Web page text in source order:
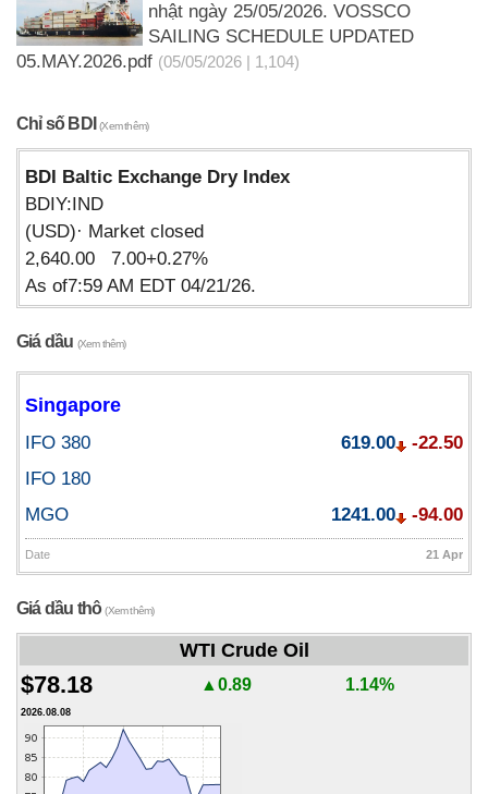
nhật ngày 25/05/2026. VOSSCO
SAILING SCHEDULE UPDATED
05.MAY.2026.pdf (05/05/2026 | 1,104)
Chỉ số BDI(Xem thêm)
BDI Baltic Exchange Dry Index
BDIY:IND
(USD)· Market closed
2,640.00 7.00+0.27%
As of7:59 AM EDT 04/21/26.
Giá dầu (Xem thêm)
Singapore
IFO 380 619.00
-22.50
IFO 180
MGO
1241.00 -94.00
Date 21 Apr
Giá dầu thô(Xem thêm)
WTI Crude Oil
$78.18 ▲0.89 1.14%
2026.08.08